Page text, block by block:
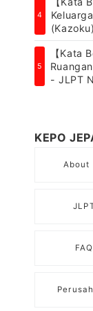
4
5
【Kata
- JLPT
KEPO
About
FAQ